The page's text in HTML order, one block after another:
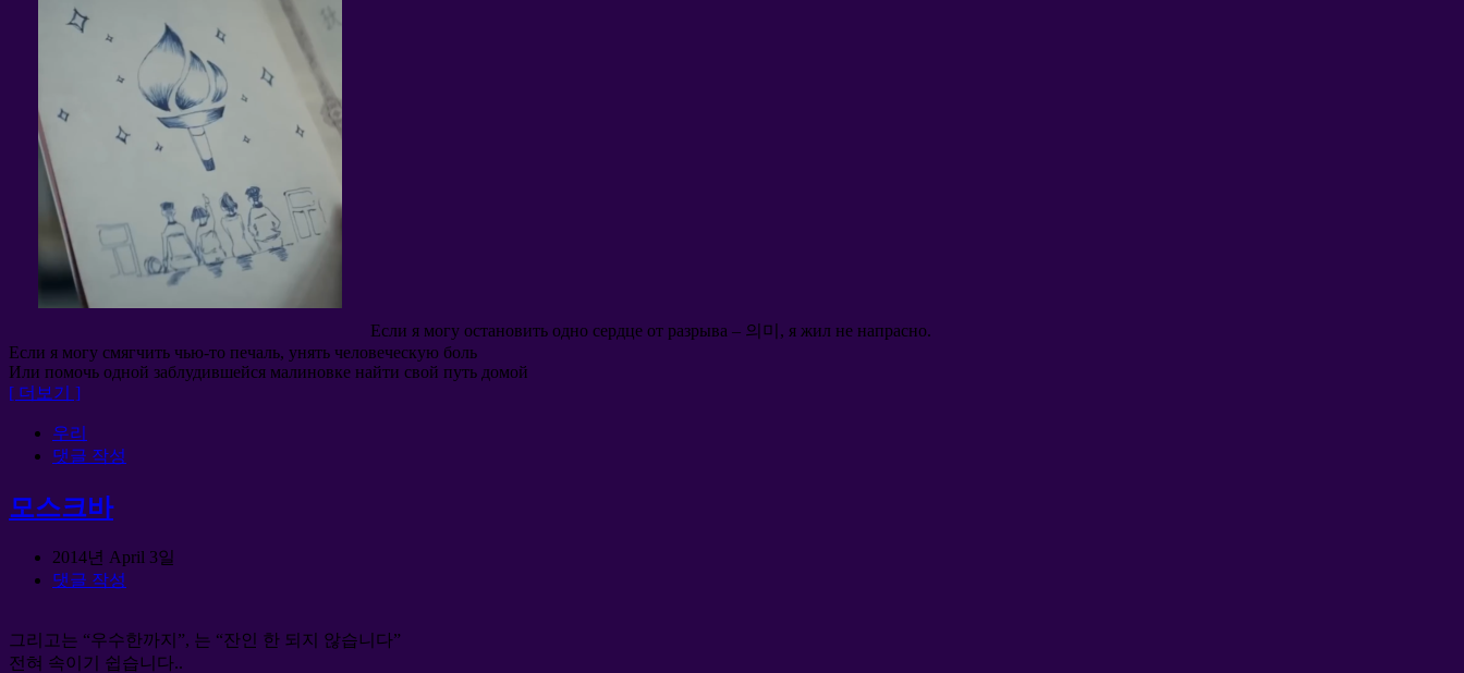
Если я могу остановить одно сердце от разрыва – 의미, я жил не напрасно.
Если я могу смягчить чью-то печаль, унять человеческую боль
Или помочь одной заблудившейся малиновке найти свой путь домой
[ 더보기 ]
우리
댓글 작성
모스크바
2014년 April 3일
댓글 작성
그리고는 “우수한까지”, 는 “잔인 한 되지 않습니다”
전혀 속이기 쉽습니다..